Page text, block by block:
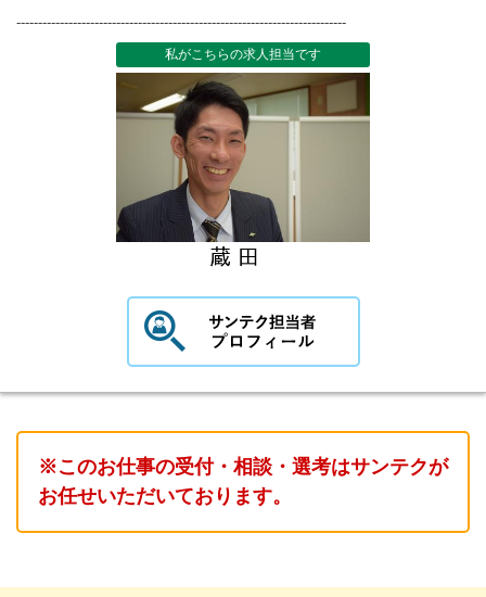
----------------------------------------------------------------------------
私がこちらの求人担当です
※このお仕事の受付・相談・選考はサンテクが
お任せいただいております。